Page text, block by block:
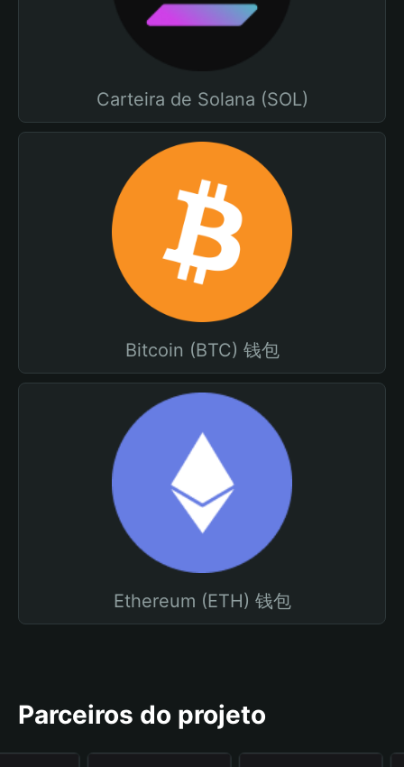
Carteira de Solana (SOL)
Bitcoin (BTC) 钱包
Ethereum (ETH) 钱包
Parceiros do projeto